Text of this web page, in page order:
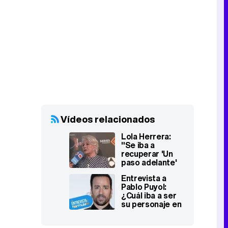
Vídeos relacionados
Lola Herrera:
"Se iba a
recuperar 'Un
paso adelante'
cuando empezó
la crisis y yo iba
a participar en
ella"
Entrevista a
Pablo Puyol:
¿Cuál iba a ser
su personaje en
el regreso de 'Un